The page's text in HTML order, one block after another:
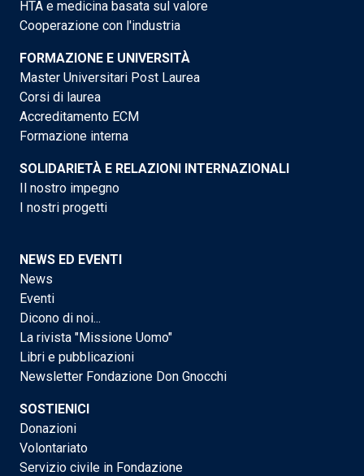
HTA e medicina basata sul valore
Cooperazione con l'industria
FORMAZIONE E UNIVERSITÀ
Master Universitari Post Laurea
Corsi di laurea
Accreditamento ECM
Formazione interna
SOLIDARIETÀ E RELAZIONI INTERNAZIONALI
Il nostro impegno
I nostri progetti
NEWS ED EVENTI
News
Eventi
Dicono di noi...
La rivista "Missione Uomo"
Libri e pubblicazioni
Newsletter Fondazione Don Gnocchi
SOSTIENICI
Donazioni
Volontariato
Servizio civile in Fondazione